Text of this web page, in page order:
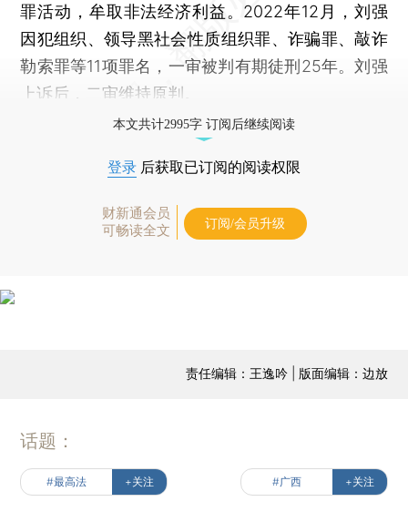
罪活动，牟取非法经济利益。2022年12月，刘强
因犯组织、领导黑社会性质组织罪、诈骗罪、敲诈
勒索罪等11项罪名，一审被判有期徒刑25年。刘强
上诉后，二审维持原判。
本文共计2995字 订阅后继续阅读
登录 后获取已订阅的阅读权限
财新通会员
可畅读全文
订阅/会员升级
责任编辑：王逸吟 | 版面编辑：边放
话题：
#最高法 +关注 #广西 +关注